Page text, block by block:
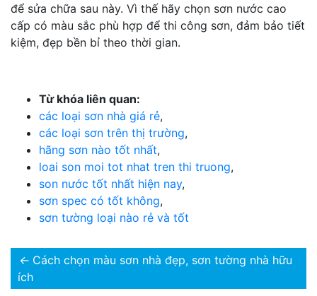
để sửa chữa sau này. Vì thế hãy chọn sơn nước cao
cấp có màu sắc phù hợp để thi công sơn, đảm bảo tiết
kiệm, đẹp bền bỉ theo thời gian.
Từ khóa liên quan:
các loại sơn nhà giá rẻ,
các loại sơn trên thị trường,
hãng sơn nào tốt nhất,
loai son moi tot nhat tren thi truong,
son nước tốt nhất hiện nay,
sơn spec có tốt không,
sơn tường loại nào rẻ và tốt
← Cách chọn màu sơn nhà đẹp, sơn tường nhà hữu
ích